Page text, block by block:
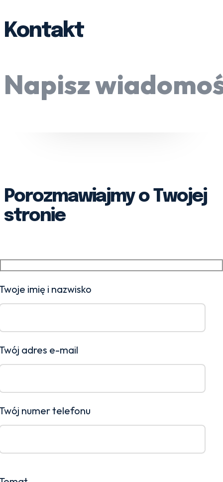
Kontakt
Napisz
Porozmawiajmy o Twojej
stronie
imię i nazwisko
adres e-mail
numer telefonu